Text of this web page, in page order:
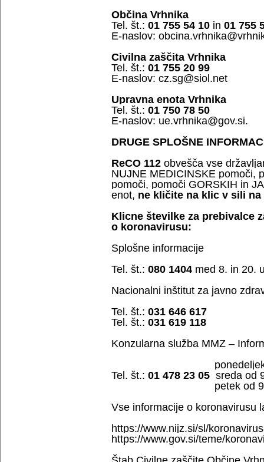
Občina Vrhnika
Tel. št.: 01 755 54 10 in 01 755
E-naslov:
Civilna zaščita Vrhnika
Tel. št.: 01 755 20 99
E-naslov: cz.sg@siol.net
Upravna enota Vrhnika
Tel. št.: 01 750 78 50
E-naslov: ue.vrhnika@gov.si.
DRUGE SPLOŠNE
ReCO 112 obvešča vse
NUJNE MEDICINSKE pomoči,
pomoči, pomoči GORSKIH in
enot, ne kličite na klic v sili na
Klicne številke za prebivalce
o koronavirusu:
Splošne informacije
Tel. št.: 080 1404 med 8. in 20.
Nacionalni inštitut za javno
Tel. št.: 031 646 617
Tel. št.: 031 619 118
Konzularna služba MMZ –
ponedeljek od 9.
Tel. št.: 01 478 23 05 sreda od
petek od 9. do
Vse informacije o koronavirusu
https://www.nijz.si/sl/
https://www.gov.si/teme/